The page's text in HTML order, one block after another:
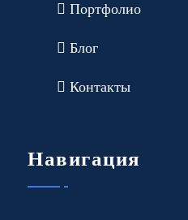
Портфолио
Блог
Контакты
Навигация